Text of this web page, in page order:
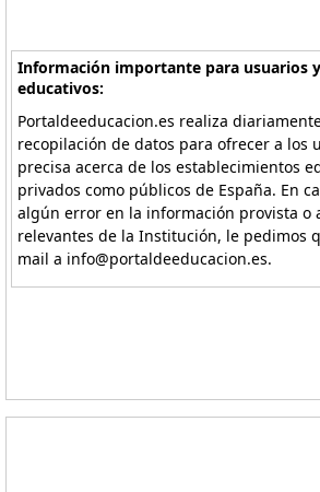
Información importante para usuarios
educativos:
Portaldeeducacion.es realiza
recopilación de datos para ofrecer a los
precisa acerca de los establecimientos
privados como públicos de España. En
algún error en la información provista o
relevantes de la Institución, le pedimos
mail a info@portaldeeducacion.es.